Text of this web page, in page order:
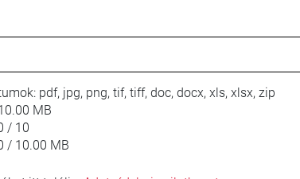
pdf, jpg, png, tif, tiff, doc, docx, xls, xlsx, zip
MB
/ 10
/ 10.00 MB